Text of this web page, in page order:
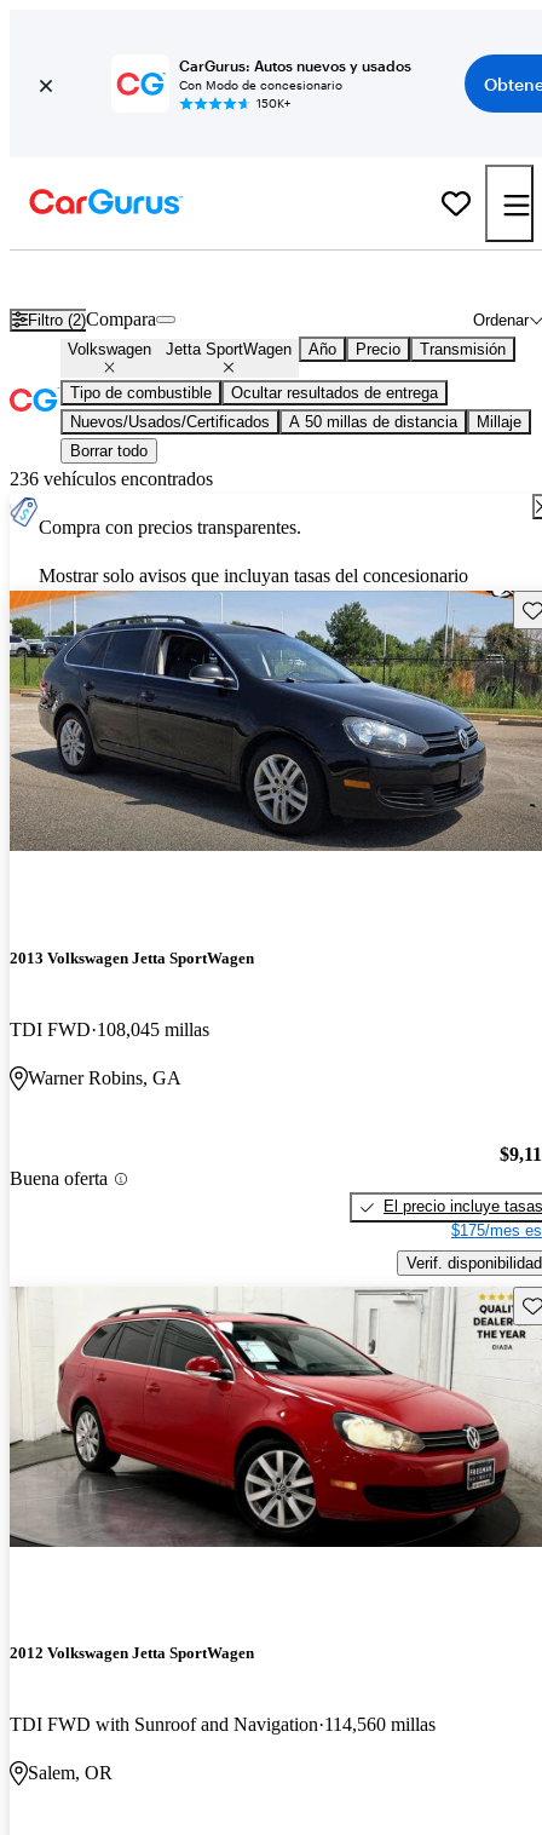
CarGurus: Autos nuevos y usados
Con Modo de concesionario
150K+
Filtro (2) Ordenar
Compara
Volkswagen Jetta SportWagen Año Precio Transmisión
Tipo de combustible
Ocultar resultados de entrega
Nuevos/Usados/Certificados
A 50 millas de distancia
Millaje
Borrar todo
236 vehículos encontrados
Compra con precios transparentes.
Mostrar solo avisos que incluyan tasas del concesionario
2013 Volkswagen Jetta SportWagen
TDI FWD 108,045 millas
Warner Robins, GA
Buena oferta
El precio incluye tasas
$175/mes
Verif. disponibilidad
2012 Volkswagen Jetta SportWagen
TDI FWD with Sunroof and Navigation 114,560 millas
Salem, OR